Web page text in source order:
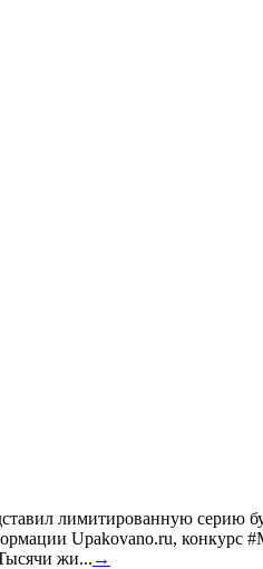
лимитированную серию
Upakovano.ru, конкурс
жи... →